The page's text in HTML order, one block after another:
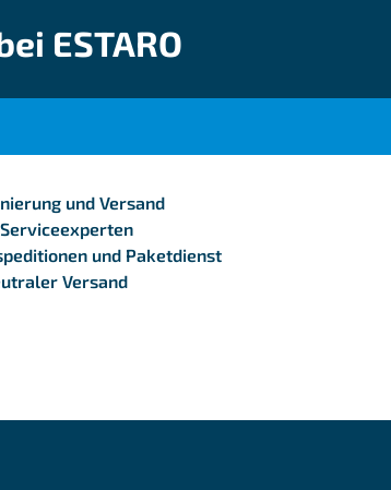
ESTARO
und Versand
und Paketdienst
Versand